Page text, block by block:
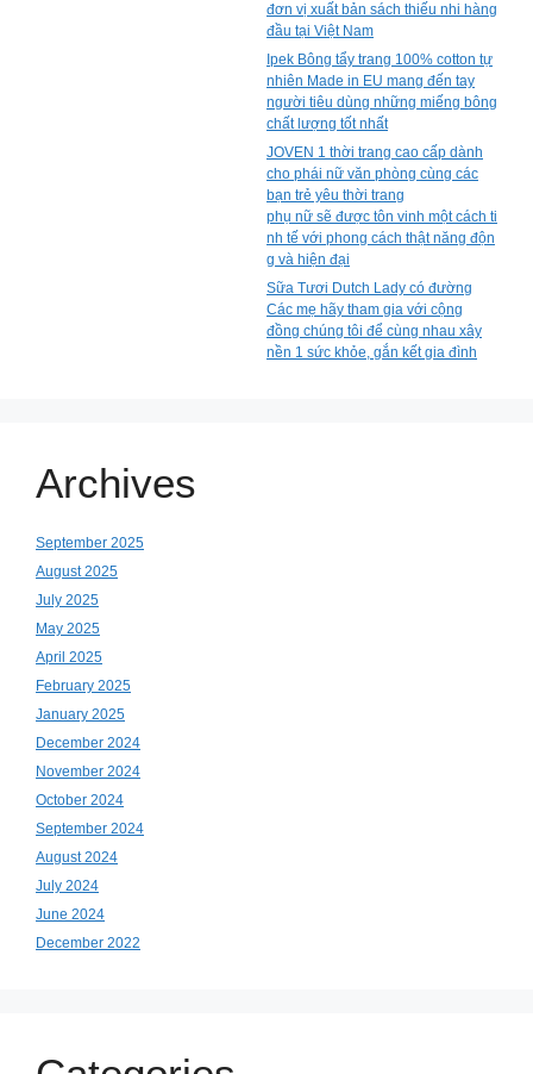
đơn vị xuất bản sách thiếu nhi hàng
đầu tại Việt Nam
Ipek Bông tẩy trang 100% cotton tự
nhiên Made in EU mang đến tay
người tiêu dùng những miếng bông
chất lượng tốt nhất
JOVEN 1 thời trang cao cấp dành
cho phái nữ văn phòng cùng các
bạn trẻ yêu thời trang
phụ nữ sẽ được tôn vinh một cách ti
nh tế với phong cách thật năng độn
g và hiện đại
Sữa Tươi Dutch Lady có đường
Các mẹ hãy tham gia với cộng
đồng chúng tôi để cùng nhau xây
nền 1 sức khỏe, gắn kết gia đình
Archives
September 2025
August 2025
July 2025
May 2025
April 2025
February 2025
January 2025
December 2024
November 2024
October 2024
September 2024
August 2024
July 2024
June 2024
December 2022